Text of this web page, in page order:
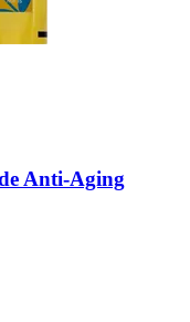
Anti-​Aging